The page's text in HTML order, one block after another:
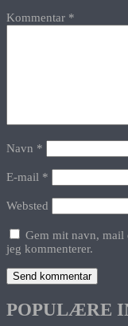
Kommentar *
Navn *
E-mail *
Websted
Gem mit navn, mail
jeg kommenterer.
POPULÆRE